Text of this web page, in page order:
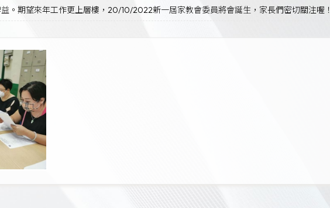
。期望來年工作更上層樓，20/10/2022新一屆家教會委員將會誕生，家長們密切關注喔！